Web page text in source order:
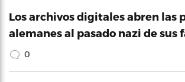
Los archivos digitales abren las
alemanes al pasado nazi de sus
0